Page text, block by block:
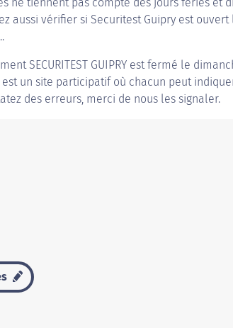
aussi vérifier si Securitest Guipry est
SECURITEST GUIPRY est fermé le
est un site participatif où chacun peut
des erreurs, merci de nous les signaler.